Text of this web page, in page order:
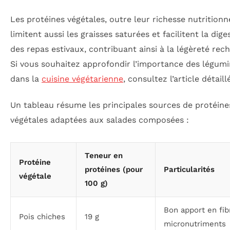
Les protéines végétales, outre leur richesse
limitent aussi les graisses saturées et facilitent la
des repas estivaux, contribuant ainsi à la légèreté
Si vous souhaitez approfondir l’importance des
dans la cuisine végétarienne, consultez l’article
Un tableau résume les principales sources de
végétales adaptées aux salades composées :
Protéine
végétale
Teneur en
protéines (pour
100 g)
Particularités
Pois chiches 19 g
Bon apport en
micronutriments